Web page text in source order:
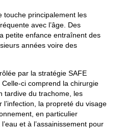
touche principalement les
avec l’âge. Des
petite enfance entraînent des
années voire des
par la stratégie SAFE
Celle-ci comprend la chirurgie
tardive du trachome, les
la propreté du visage
en particulier
et à l’assainissement pour